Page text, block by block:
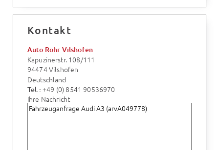
Kontakt
Auto Röhr Vilshofen
Kapuzinerstr. 108/111
94474 Vilshofen
Deutschland
Tel.: +49 (0) 8541 90536970
Ihre Nachricht